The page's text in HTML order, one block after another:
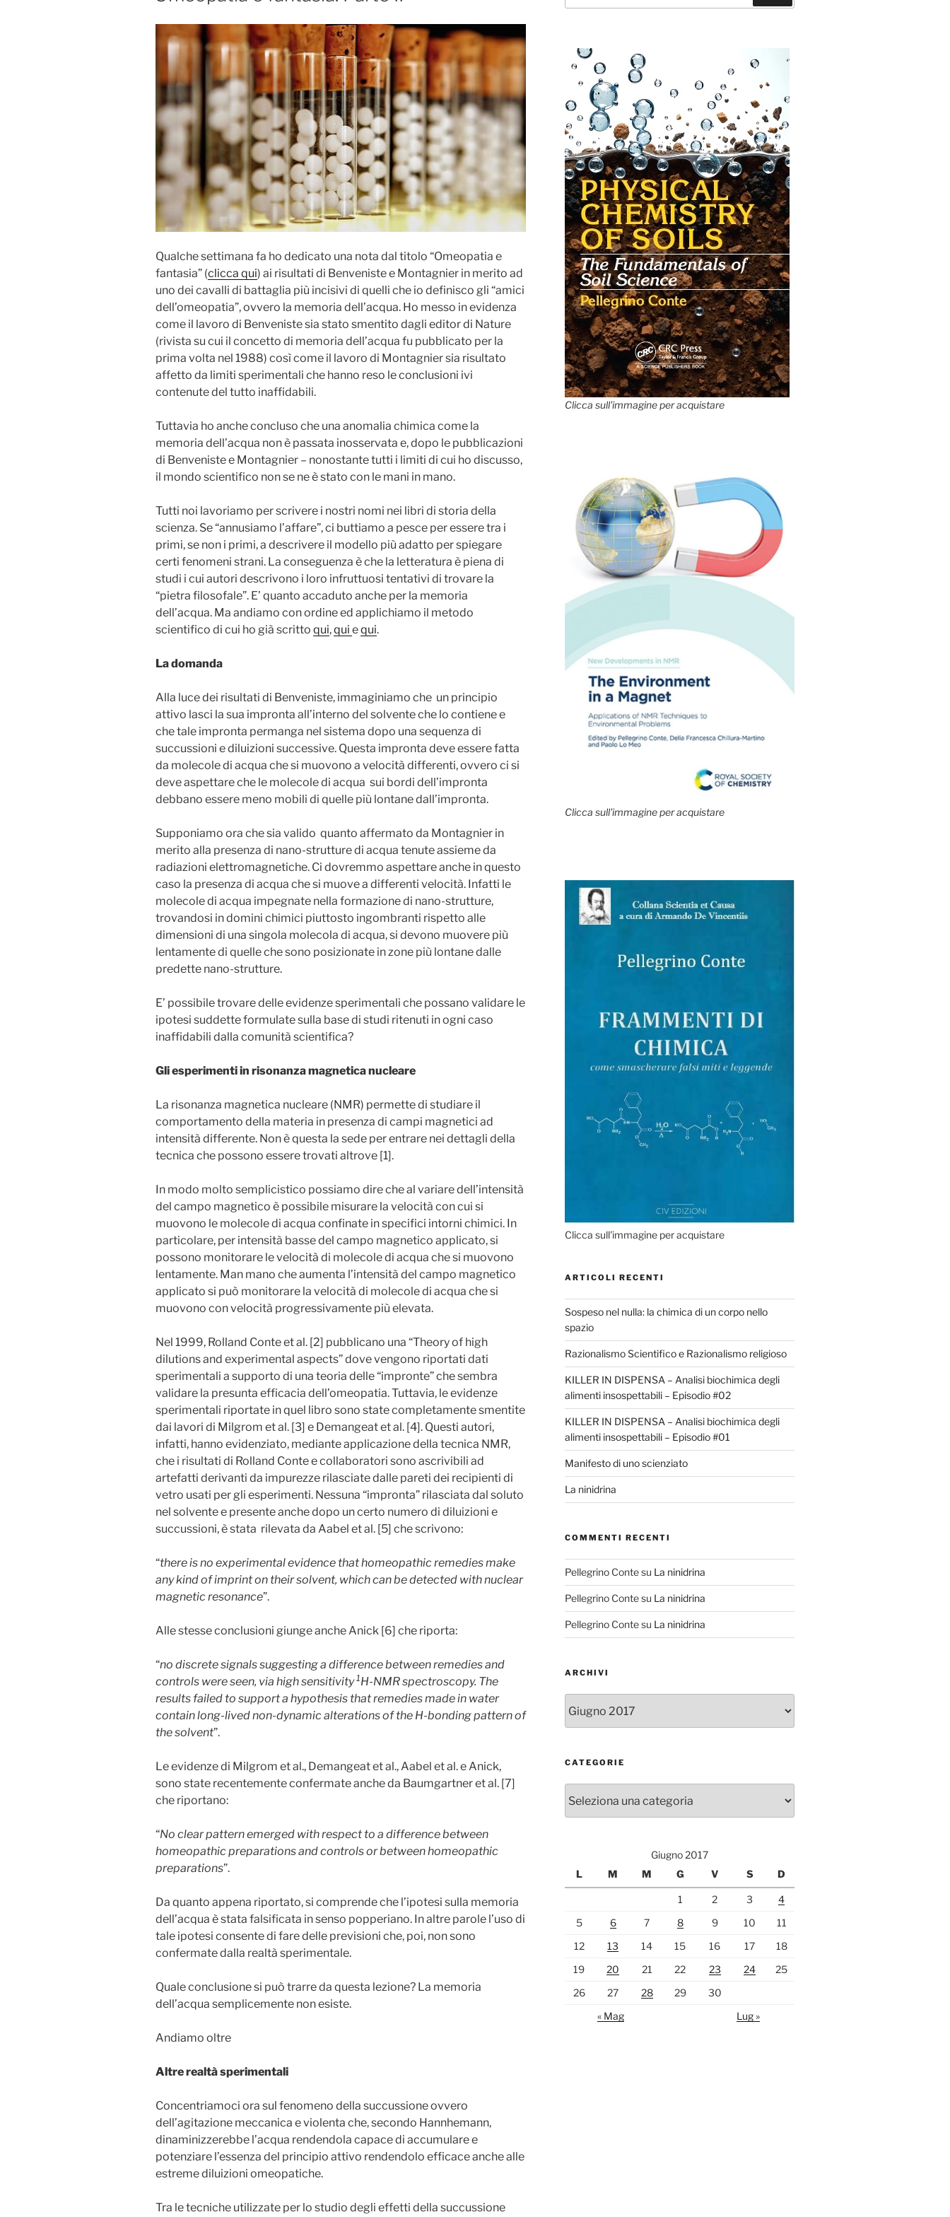
Qualche settimana fa ho dedicato una nota dal titolo “Omeopatia e
fantasia” (clicca qui) ai risultati di Benveniste e Montagnier in merito ad
uno dei cavalli di battaglia più incisivi di quelli che io definisco gli “amici
dell’omeopatia”, ovvero la memoria dell’acqua. Ho messo in evidenza
come il lavoro di Benveniste sia stato smentito dagli editor di Nature
(rivista su cui il concetto di memoria dell’acqua fu pubblicato per la
prima volta nel 1988) così come il lavoro di Montagnier sia risultato
affetto da limiti sperimentali che hanno reso le conclusioni ivi
contenute del tutto inaffidabili.
Tuttavia ho anche concluso che una anomalia chimica come la
memoria dell’acqua non è passata inosservata e, dopo le pubblicazioni
di Benveniste e Montagnier – nonostante tutti i limiti di cui ho discusso,
il mondo scientifico non se ne è stato con le mani in mano.
Tutti noi lavoriamo per scrivere i nostri nomi nei libri di storia della
scienza. Se “annusiamo l’affare”, ci buttiamo a pesce per essere tra i
primi, se non i primi, a descrivere il modello più adatto per spiegare
certi fenomeni strani. La conseguenza è che la letteratura è piena di
studi i cui autori descrivono i loro infruttuosi tentativi di trovare la
“pietra filosofale”. E’ quanto accaduto anche per la memoria
dell’acqua. Ma andiamo con ordine ed applichiamo il metodo
scientifico di cui ho già scritto qui,qui equi.
La domanda
Alla luce dei risultati di Benveniste, immaginiamo che un principio
attivo lasci la sua impronta all’interno del solvente che lo contiene e
che tale impronta permanga nel sistema dopo una sequenza di
succussioni e diluizioni successive. Questa impronta deve essere fatta
da molecole di acqua che si muovono a velocità differenti, ovvero ci si
deve aspettare che le molecole di acqua sui bordi dell’impronta
debbano essere meno mobili di quelle più lontane dall’impronta.
Supponiamo ora che sia valido quanto affermato da Montagnier in
merito alla presenza di nano-strutture di acqua tenute assieme da
radiazioni elettromagnetiche. Ci dovremmo aspettare anche in questo
caso la presenza di acqua che si muove a differenti velocità. Infatti le
molecole di acqua impegnate nella formazione di nano-strutture,
trovandosi in domini chimici piuttosto ingombranti rispetto alle
dimensioni di una singola molecola di acqua, si devono muovere più
lentamente di quelle che sono posizionate in zone più lontane dalle
predette nano-strutture.
E’ possibile trovare delle evidenze sperimentali che possano validare le
ipotesi suddette formulate sulla base di studi ritenuti in ogni caso
inaffidabili dalla comunità scientifica?
Gli esperimenti in risonanza magnetica nucleare
La risonanza magnetica nucleare (NMR) permette di studiare il
comportamento della materia in presenza di campi magnetici ad
intensità differente. Non è questa la sede per entrare nei dettagli della
tecnica che possono essere trovati altrove [1].
In modo molto semplicistico possiamo dire che al variare dell’intensità
del campo magnetico è possibile misurare la velocità con cui si
muovono le molecole di acqua confinate in specifici intorni chimici. In
particolare, per intensità basse del campo magnetico applicato, si
possono monitorare le velocità di molecole di acqua che si muovono
lentamente. Man mano che aumenta l’intensità del campo magnetico
applicato si può monitorare la velocità di molecole di acqua che si
muovono con velocità progressivamente più elevata.
Nel 1999, Rolland Conte et al. [2] pubblicano una “Theory of high
dilutions and experimental aspects” dove vengono riportati dati
sperimentali a supporto di una teoria delle “impronte” che sembra
validare la presunta efficacia dell’omeopatia. Tuttavia, le evidenze
sperimentali riportate in quel libro sono state completamente smentite
dai lavori di Milgrom et al. [3] e Demangeat et al. [4]. Questi autori,
infatti, hanno evidenziato, mediante applicazione della tecnica NMR,
che i risultati di Rolland Conte e collaboratori sono ascrivibili ad
artefatti derivanti da impurezze rilasciate dalle pareti dei recipienti di
vetro usati per gli esperimenti. Nessuna “impronta” rilasciata dal soluto
nel solvente e presente anche dopo un certo numero di diluizioni e
succussioni, è stata rilevata da Aabel et al. [5] che scrivono:
“there is no experimental evidence that homeopathic remedies make
any kind of imprint on their solvent, which can be detected with nuclear
magnetic resonance”.
Alle stesse conclusioni giunge anche Anick [6] che riporta:
“no discrete signals suggesting a difference between remedies and
controls were seen, via high sensitivity1H-NMR spectroscopy. The
results failed to support a hypothesis that remedies made in water
contain long-lived non-dynamic alterations of the H-bonding pattern of
the solvent”.
Le evidenze di Milgrom et al., Demangeat et al., Aabel et al. e Anick,
sono state recentemente confermate anche da Baumgartner et al. [7]
che riportano:
“No clear pattern emerged with respect to a difference between
homeopathic preparations and controls or between homeopathic
preparations”.
Da quanto appena riportato, si comprende che l’ipotesi sulla memoria
dell’acqua è stata falsificata in senso popperiano. In altre parole l’uso di
tale ipotesi consente di fare delle previsioni che, poi, non sono
confermate dalla realtà sperimentale.
Quale conclusione si può trarre da questa lezione? La memoria
dell’acqua semplicemente non esiste.
Andiamo oltre
Altre realtà sperimentali
Concentriamoci ora sul fenomeno della succussione ovvero
dell’agitazione meccanica e violenta che, secondo Hannhemann,
dinaminizzerebbe l’acqua rendendola capace di accumulare e
potenziare l’essenza del principio attivo rendendolo efficace anche alle
estreme diluizioni omeopatiche.
Tra le tecniche utilizzate per lo studio degli effetti della succussione
Clicca sull'immagine per acquistare
Clicca sull'immagine per acquistare
Clicca sull'immagine per acquistare
ARTICOLI RECENTI
Sospeso nel nulla: la chimica di un corpo nello
spazio
Razionalismo Scientifico e Razionalismo religioso
KILLER IN DISPENSA – Analisi biochimica degli
alimenti insospettabili – Episodio #02
KILLER IN DISPENSA – Analisi biochimica degli
alimenti insospettabili – Episodio #01
Manifesto di uno scienziato
La ninidrina
COMMENTI RECENTI
Pellegrino Contesu La ninidrina
Pellegrino Contesu La ninidrina
Pellegrino Contesu La ninidrina
ARCHIVI
CATEGORIE
Giugno 2017
L
M M G V S D
1 2 3
4
5
6 7 8 9 10
11
12
13 14 15 16 17
18
19
20 21 22 23 24
25
26
27 28 29
30
« Mag
Lug »